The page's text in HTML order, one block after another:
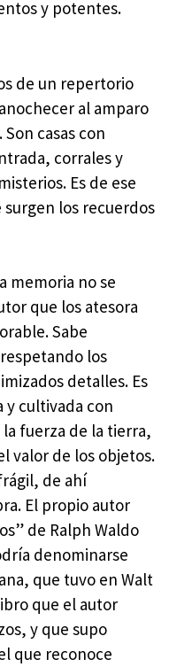
y potentes.
de un repertorio
al amparo
casas con
corrales y
Es de ese
los recuerdos
memoria no se
que los atesora
Sabe
los
detalles. Es
y cultivada con
fuerza de la tierra,
valor de los objetos.
de ahí
El propio autor
de Ralph Waldo
denominarse
que tuvo en Walt
que el autor
y que supo
que reconoce